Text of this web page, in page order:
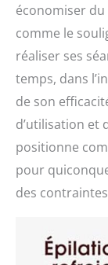
économiser du
comme le
réaliser ses
temps, dans
de son
d’utilisation et
positionne
pour
des